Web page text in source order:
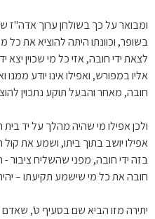
ומבואר על כך בשולחן ערוך
בשופר, וכוונתו היתה להוציא את כל
לצאת ידי חובה, אזי כל מי שכוין
אליו במפורש, ואפילו אינו יודע ממנו
חובה, מאחר והבעל תוקע נתכוין
ולכן אפילו מי שהיה מהלך על יד
אפילו יושב בתוך ביתו, ושמע את
בזה ידי חובה, מפני שהשליח ציבור -
חובה את כל מי שישמע תקיעתו –
יתירה מזו הביא שם בסעיף ט',